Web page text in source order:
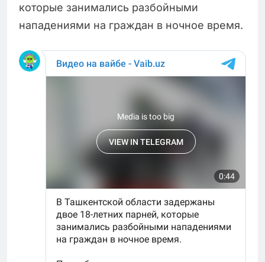
которые занимались разбойными
нападениями на граждан в ночное время.